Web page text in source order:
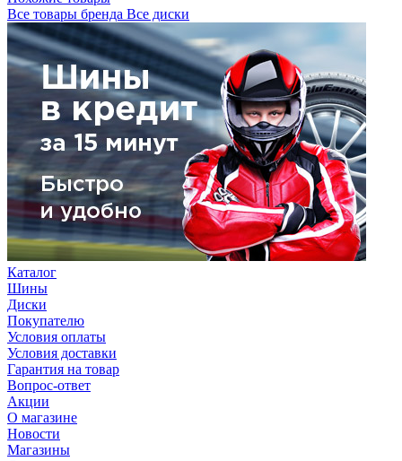
Все товары бренда Все диски
Каталог
Шины
Диски
Покупателю
Условия оплаты
Условия доставки
Гарантия на товар
Вопрос-ответ
Акции
О магазине
Новости
Магазины